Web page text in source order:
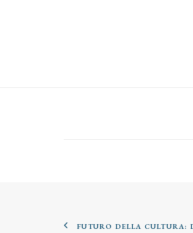
FUTURO DELLA CULTURA: